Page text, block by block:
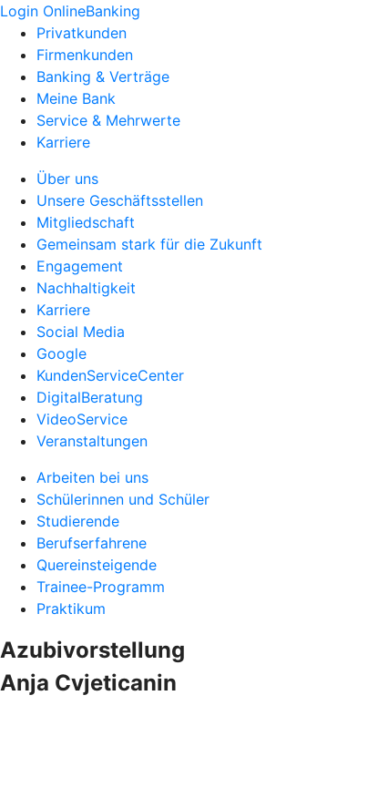
Login OnlineBanking
Privatkunden
Firmenkunden
Banking & Verträge
Meine Bank
Service & Mehrwerte
Karriere
Über uns
Unsere Geschäftsstellen
Mitgliedschaft
Gemeinsam stark für die Zukunft
Engagement
Nachhaltigkeit
Karriere
Social Media
Google
KundenServiceCenter
DigitalBeratung
VideoService
Veranstaltungen
Arbeiten bei uns
Schülerinnen und Schüler
Studierende
Berufserfahrene
Quereinsteigende
Trainee-Programm
Praktikum
Azubivorstellung
Anja Cvjeticanin